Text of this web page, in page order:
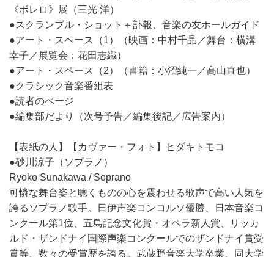
《ボレロ》展（三光 洋）
●スクランブル・ショット＋訃報、音楽の友ホールガイド
●アート・スペース（1）（映画：中村千晶／舞台：横溝
幸子／展覧会：花田志織）
●アート・スペース（2）（書籍：小沼純一／高山直也）
●クラシック音楽番組表
●読者のページ
●編集部だより（次号予告／編集後記／広告案内）
【表紙の人】【カヴァー・フォト】ヒダキトモコ
●砂川涼子（ソプラノ）
Ryoko Sunakawa / Soprano
可憐な舞台姿と聴くものの心を震わせる歌声で高い人気を
誇るソプラノ歌手。日伊声楽コンコルソ優勝、日本音楽コ
ンクール第1位、五島記念文化賞・オペラ新人賞、リッカ
ルド・ザンドナイ国際声楽コンクールでのザンドナイ賞受
賞等、数々の受賞歴を誇る。武蔵野音楽大学卒業、同大学